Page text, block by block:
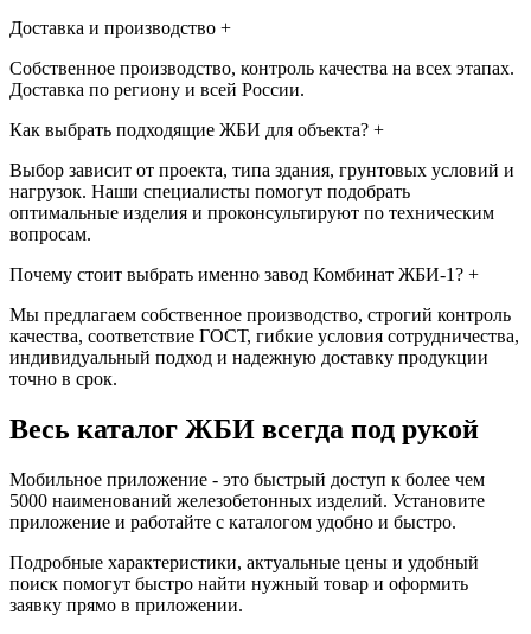
Доставка и производство +
Собственное производство, контроль качества на всех этапах.
Доставка по региону и всей России.
Как выбрать подходящие ЖБИ для объекта? +
Выбор зависит от проекта, типа здания, грунтовых условий и
нагрузок. Наши специалисты помогут подобрать
оптимальные изделия и проконсультируют по техническим
вопросам.
Почему стоит выбрать именно завод Комбинат ЖБИ-1? +
Мы предлагаем собственное производство, строгий контроль
качества, соответствие ГОСТ, гибкие условия сотрудничества,
индивидуальный подход и надежную доставку продукции
точно в срок.
Весь каталог ЖБИ всегда под рукой
Мобильное приложение - это быстрый доступ к более чем
5000 наименований железобетонных изделий. Установите
приложение и работайте с каталогом удобно и быстро.
Подробные характеристики, актуальные цены и удобный
поиск помогут быстро найти нужный товар и оформить
заявку прямо в приложении.